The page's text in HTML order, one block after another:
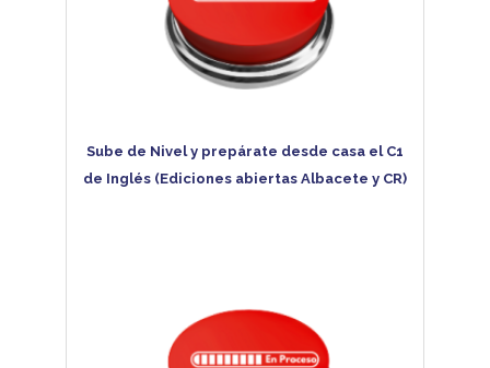
Sube de Nivel y prepárate desde casa el C1
de Inglés (Ediciones abiertas Albacete y CR)